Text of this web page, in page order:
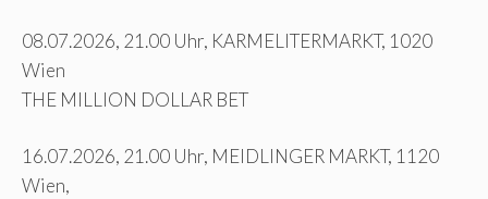
08.07.2026, 21.00 Uhr, KARMELITERMARKT, 1020
Wien
THE MILLION DOLLAR BET
16.07.2026, 21.00 Uhr, MEIDLINGER MARKT, 1120
Wien,